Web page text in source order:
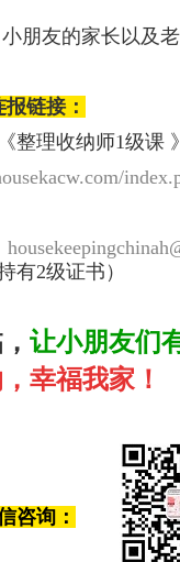
小朋友的家长以及老
链接：
整理收纳师1级课
有2级证书）
让小朋友们
幸福我家！
咨询：